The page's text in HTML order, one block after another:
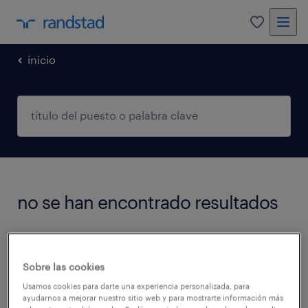
0
inicio
no se han encontrado resultados
estos filtros. Podés intentar modificar los
filtros aplicados para obtener más resultados.
Sobre las cookies
Usamos cookies para darte una experiencia personalizada, para
ayudarnos a mejorar nuestro sitio web y para mostrarte información más